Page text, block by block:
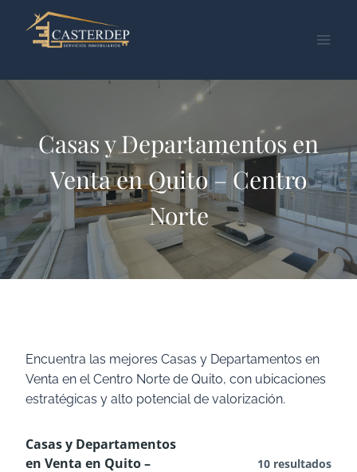
contenido
Casas y Departamentos en
Venta en Quito – Centro
Norte
Encuentra las mejores Casas y Departamentos en
Venta en el Centro Norte de Quito, con ubicaciones
estratégicas y alto potencial de valorización.
Casas y Departamentos
en Venta en Quito –
10 resultados